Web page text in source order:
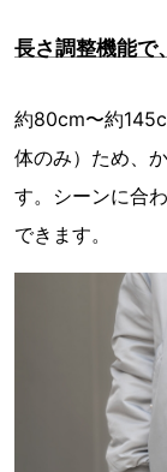
長さ調整機能で
約80cm〜約
体のみ）ため、
す。シーンに合
できます。